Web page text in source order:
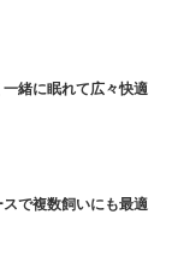
緒に眠れて広々快適
で複数飼いにも最適